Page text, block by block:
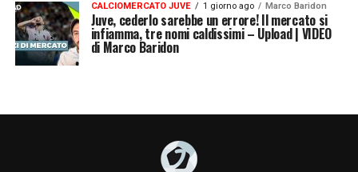
CALCIOMERCATO JUVE 1 giorno ago Marco Baridon
Juve, cederlo sarebbe un errore! Il mercato si
infiamma, tre nomi caldissimi – Upload | VIDEO
di Marco Baridon